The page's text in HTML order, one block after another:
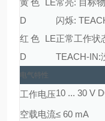
黄色 LE
D
常亮: 目标
闪烁:
红色 LE
D
正常工作状
TEACH-IN:
电气特性
工作电压10 ... 30 V
空载电流≤ 60 mA